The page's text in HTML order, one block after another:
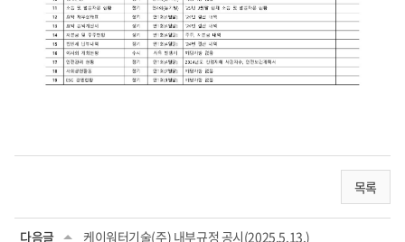
목록
다음글 케이워터기술(주) 내부규정 공시(2025.5.13.)